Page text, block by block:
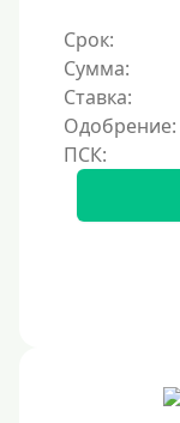
Срок:
Сумма:
Ставка:
Одобрение: